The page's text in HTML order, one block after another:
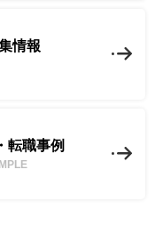
情報
転職事例